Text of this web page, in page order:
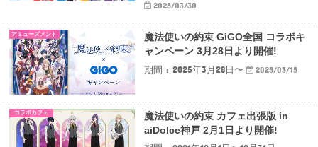
2025/03/30
アミューズメント
魔法使いの約束 GiGO全国 コラボキ
ャンペーン 3月28日より開催!
期間 : 2025年3月28日〜
2025/03/15
コラボカフェ
魔法使いの約束 カフェ出張版 in
aiDolce神戸 2月1日より開催!